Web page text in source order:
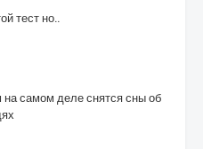
тест но..
на самом деле снятся сны об